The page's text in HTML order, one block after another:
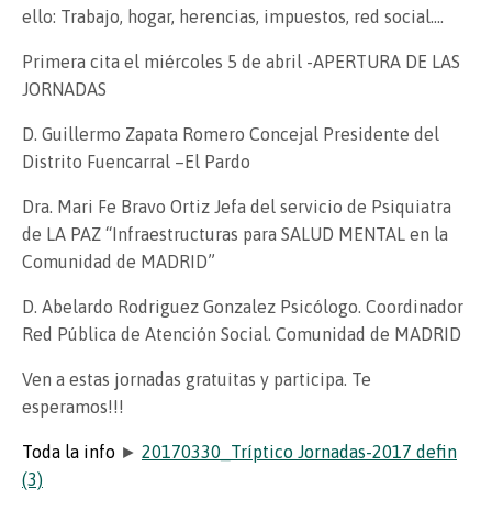
ello: Trabajo, hogar, herencias, impuestos, red social….
Primera cita el miércoles 5 de abril -APERTURA DE LAS
JORNADAS
D. Guillermo Zapata Romero Concejal Presidente del
Distrito Fuencarral –El Pardo
Dra. Mari Fe Bravo Ortiz Jefa del servicio de Psiquiatra
de LA PAZ “Infraestructuras para SALUD MENTAL en la
Comunidad de MADRID”
D. Abelardo Rodriguez Gonzalez Psicólogo. Coordinador
Red Pública de Atención Social. Comunidad de MADRID
Ven a estas jornadas gratuitas y participa. Te
esperamos!!!
Toda la info ► 20170330_Tríptico Jornadas-2017 defin
(3)